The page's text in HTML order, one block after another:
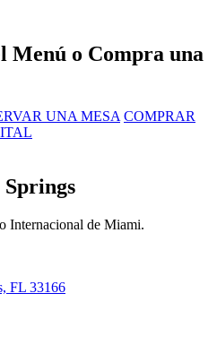
Menú o Compra una
UNA MESA COMPRAR
Internacional de Miami.
FL 33166